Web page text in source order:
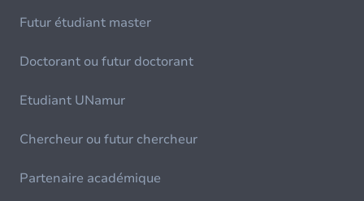
Futur étudiant master
Doctorant ou futur doctorant
Etudiant UNamur
Chercheur ou futur chercheur
Partenaire académique